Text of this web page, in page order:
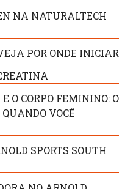
NA NATURALTECH
POR ONDE INICIAR
O CORPO FEMININO: O
VOCÊ
SPORTS SOUTH